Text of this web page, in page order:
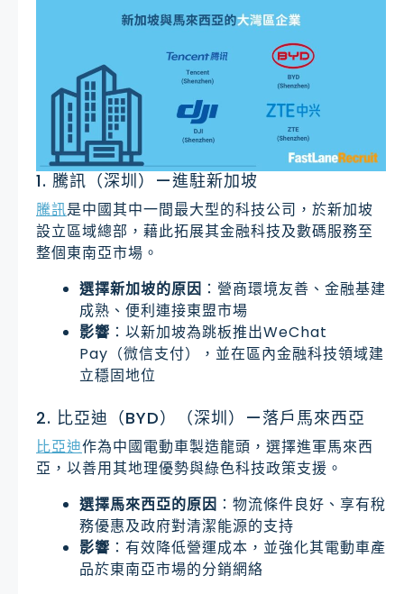
1. 騰訊（深圳）—進駐新加坡
騰訊是中國其中一間最大型的科技公司，於新加坡
設立區域總部，藉此拓展其金融科技及數碼服務至
整個東南亞市場。
選擇新加坡的原因 ：營商環境友善、金融基建
成熟、便利連接東盟市場
影響 ：以新加坡為跳板推出WeChat
Pay（微信支付），並在區內金融科技領域建
立穩固地位
2. 比亞迪（BYD）（深圳）—落戶馬來西亞
比亞迪作為中國電動車製造龍頭，選擇進軍馬來西
亞，以善用其地理優勢與綠色科技政策支援。
選擇馬來西亞的原因 ：物流條件良好、享有稅
務優惠及政府對清潔能源的支持
影響 ：有效降低營運成本，並強化其電動車產
品於東南亞市場的分銷網絡